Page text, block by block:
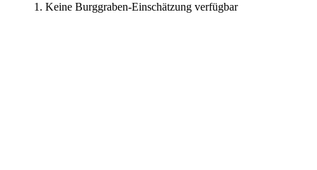
Keine Burggraben-Einschätzung verfügbar